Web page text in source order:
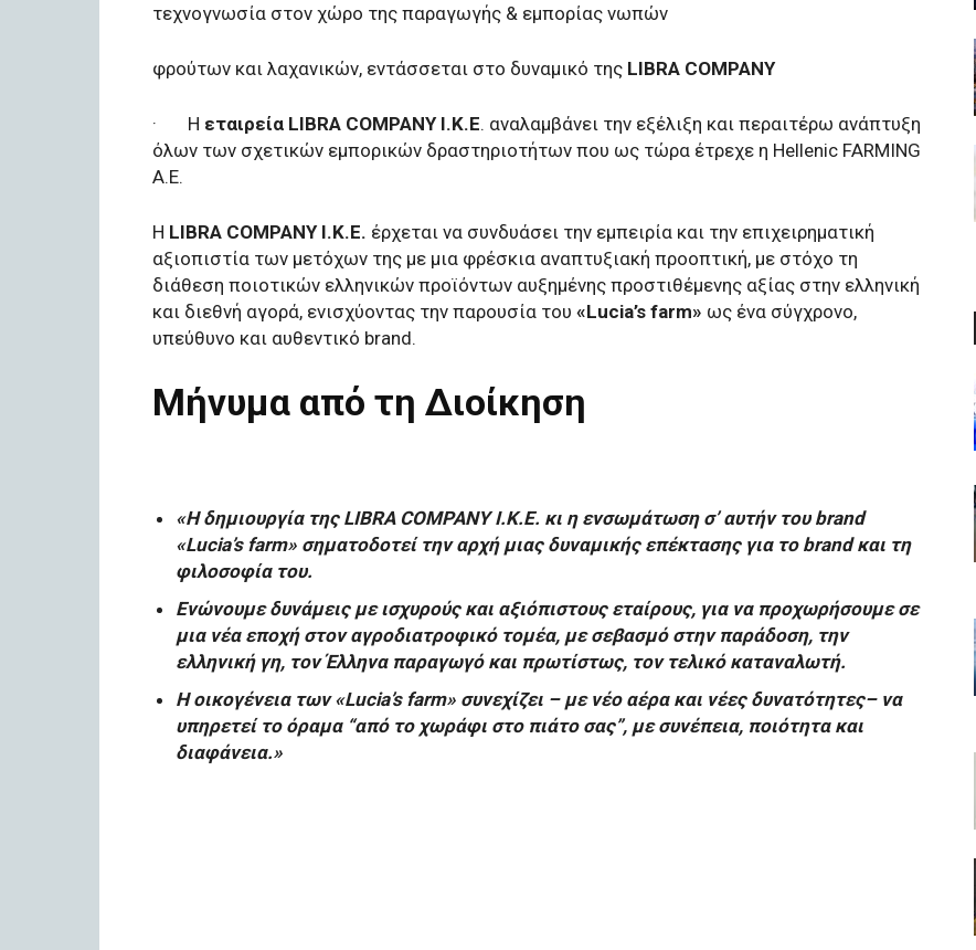
τεχνογνωσία στον χώρο της παραγωγής & εμπορίας νωπών
φρούτων και λαχανικών, εντάσσεται στο δυναμικό της LIBRA COMPANY
· Η εταιρεία LIBRA COMPANY Ι.Κ.Ε. αναλαμβάνει την εξέλιξη και περαιτέρω ανάπτυξη
όλων των σχετικών εμπορικών δραστηριοτήτων που ως τώρα έτρεχε η Hellenic FARMING
A.E.
Η LIBRA COMPANY Ι.Κ.Ε. έρχεται να συνδυάσει την εμπειρία και την επιχειρηματική
αξιοπιστία των μετόχων της με μια φρέσκια αναπτυξιακή προοπτική, με στόχο τη
διάθεση ποιοτικών ελληνικών προϊόντων αυξημένης προστιθέμενης αξίας στην ελληνική
και διεθνή αγορά, ενισχύοντας την παρουσία του «Lucia’s farm» ως ένα σύγχρονο,
υπεύθυνο και αυθεντικό brand.
Μήνυμα από τη Διοίκηση
«Η δημιουργία της LIBRA COMPANY Ι.Κ.Ε. κι η ενσωμάτωση σ’ αυτήν του brand
«Lucia’s farm» σηματοδοτεί την αρχή μιας δυναμικής επέκτασης για το brand και τη
φιλοσοφία του.
Ενώνουμε δυνάμεις με ισχυρούς και αξιόπιστους εταίρους, για να προχωρήσουμε σε
μια νέα εποχή στον αγροδιατροφικό τομέα, με σεβασμό στην παράδοση, την
ελληνική γη, τον Έλληνα παραγωγό και πρωτίστως, τον τελικό καταναλωτή.
Η οικογένεια των «Lucia’s farm» συνεχίζει – με νέο αέρα και νέες δυνατότητες– να
υπηρετεί το όραμα “από το χωράφι στο πιάτο σας”, με συνέπεια, ποιότητα και
διαφάνεια.»